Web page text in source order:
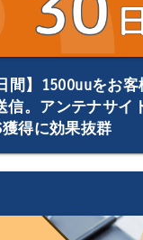
間】1500uuをお
信。アンテナサイ
獲得に効果抜群